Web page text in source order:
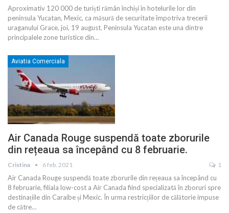
Aproximativ 120 000 de turiști rămân închiși în hotelurile lor din
peninsula Yucatan, Mexic, ca măsură de securitate împotriva trecerii
uraganului Grace, joi, 19 august. Peninsula Yucatan este una dintre
principalele zone turistice din…
Aviatia Comerciala
Air Canada Rouge suspendă toate zborurile
din rețeaua sa începând cu 8 februarie.
Cristina 6 feb. 2021 1
Air Canada Rouge suspendă toate zborurile din rețeaua sa începând cu
8 februarie, filiala low-cost a Air Canada fiind specializată în zboruri spre
destinațiile din Caraibe și Mexic. În urma restricțiilor de călătorie impuse
de către…